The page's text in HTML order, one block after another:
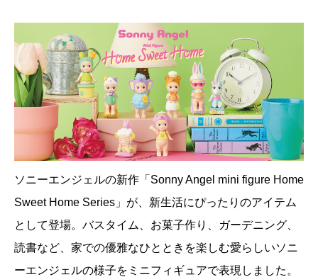
ソニーエンジェルの新作「Sonny Angel mini figure Home
Sweet Home Series」が、新生活にぴったりのアイテム
として登場。バスタイム、お菓子作り、ガーデニング、
読書など、家での優雅なひとときを楽しむ愛らしいソニ
ーエンジェルの様子をミニフィギュアで表現しました。